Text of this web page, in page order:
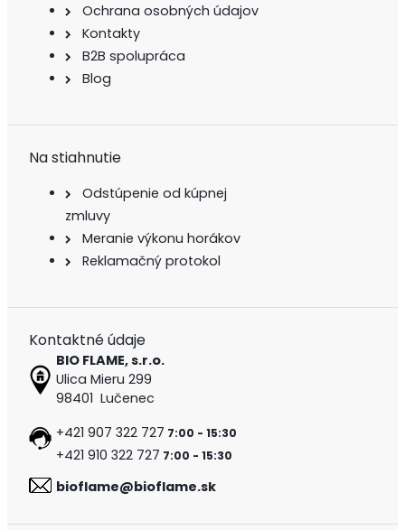
Ochrana osobných údajov
Kontakty
B2B spolupráca
Blog
Na stiahnutie
Odstúpenie od kúpnej
zmluvy
Meranie výkonu horákov
Reklamačný protokol
Kontaktné údaje
BIO FLAME, s.r.o.
Ulica Mieru 299
98401 Lučenec
+421 907 322 727 7:00 - 15:30
+421 910 322 727 7:00 - 15:30
bioflame@bioflame.sk